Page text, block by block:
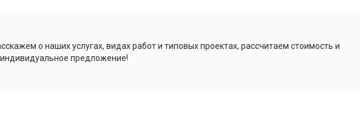
о наших услугах, видах работ и типовых проектах, рассчитаем стоимость и
предложение!